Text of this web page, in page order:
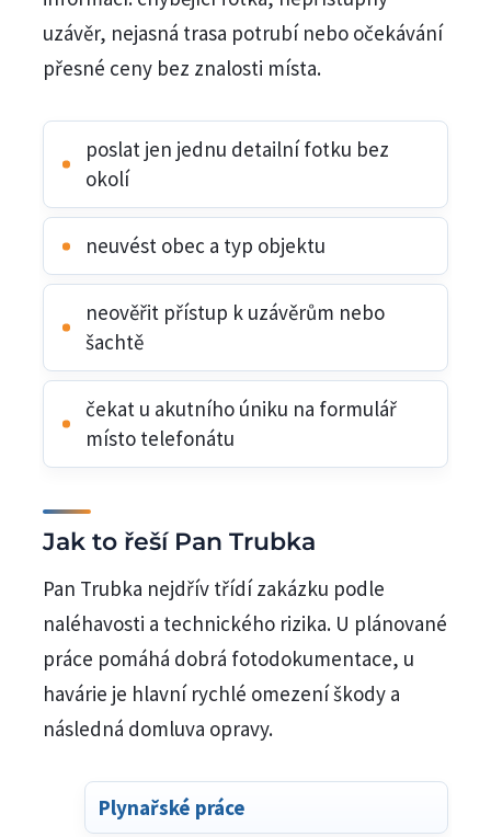
uzávěr, nejasná trasa potrubí nebo očekávání
přesné ceny bez znalosti místa.
poslat jen jednu detailní fotku bez
okolí
neuvést obec a typ objektu
neověřit přístup k uzávěrům nebo
šachtě
čekat u akutního úniku na formulář
místo telefonátu
Jak to řeší Pan Trubka
Pan Trubka nejdřív třídí zakázku podle
naléhavosti a technického rizika. U plánované
práce pomáhá dobrá fotodokumentace, u
havárie je hlavní rychlé omezení škody a
následná domluva opravy.
Plynařské práce